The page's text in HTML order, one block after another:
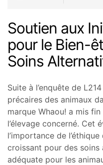
Soutien aux
pour le Bien-
Soins
Suite à l’enquête de
précaires des animaux
marque Whaou! a mis
l’élevage concerné. Cet
l’importance de
croissant pour des
adéquate pour les